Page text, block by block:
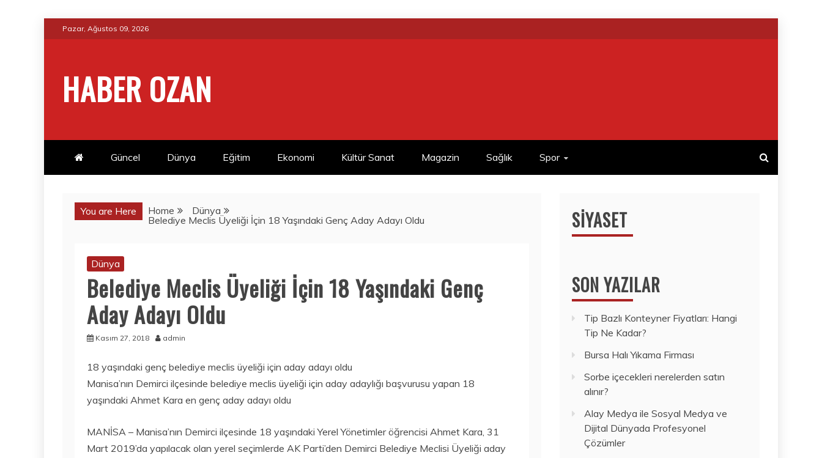
to
Pazar, Ağustos 09, 2026
HABER OZAN
Güncel Dünya Eğitim Ekonomi Kültür Sanat Magazin Sağlık Spor
You are Here Home
Dünya
Belediye Meclis Üyeliği İçin 18 Yaşındaki Genç Aday Adayı Oldu
Dünya
Belediye Meclis Üyeliği İçin 18 Yaşındaki Genç
Aday Adayı Oldu
Kasım 27, 2018 admin
18 yaşındaki genç belediye meclis üyeliği için aday adayı oldu
Manisa’nın Demirci ilçesinde belediye meclis üyeliği için aday adaylığı başvurusu yapan 18
yaşındaki Ahmet Kara en genç aday adayı oldu
MANİSA – Manisa’nın Demirci ilçesinde 18 yaşındaki Yerel Yönetimler öğrencisi Ahmet Kara, 31
Mart 2019’da yapılacak olan yerel seçimlerde AK Parti’den Demirci Belediye Meclisi Üyeliği aday
SIYASET
SON YAZILAR
Tip Bazlı Konteyner Fiyatları: Hangi
Tip Ne Kadar?
Bursa Halı Yıkama Firması
Sorbe içecekleri nerelerden satın
alınır?
Alay Medya ile Sosyal Medya ve
Dijital Dünyada Profesyonel
Çözümler